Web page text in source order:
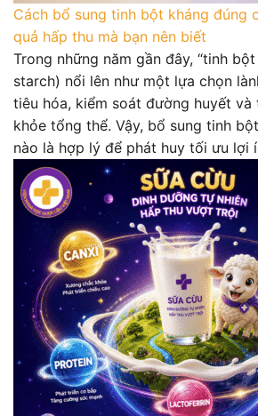
Cách bổ sung tinh bột kháng đúng
quả hấp thu mà bạn nên biết
Trong những năm gần đây, “tinh
starch) nổi lên như một lựa chọn
tiêu hóa, kiểm soát đường huyết và
khỏe tổng thể. Vậy, bổ sung tinh
nào là hợp lý để phát huy tối ưu lợi